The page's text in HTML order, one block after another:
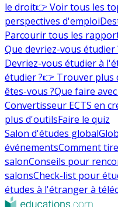
le droit👉 Voir tous les
perspectives d'emploi
Parcourir tous les
Que devriez-vous étudier
Devriez-vous étudier à
étudier ?👉 Trouver plus
êtes-vous ?Que faire
Convertisseur ECTS en
plus d'outilsFaire le quiz
Salon d'études global
événementsComment
salonConseils pour
salonsCheck-list pour
études à l'étranger à